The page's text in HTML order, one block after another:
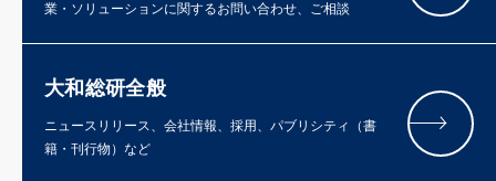
業・ソリューションに関するお問い合わせ、ご相談
大和総研全般
ニュースリリース、会社情報、採用、パブリシティ（書
籍・刊行物）など